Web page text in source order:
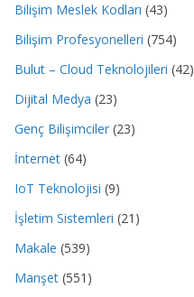
Bilişim Meslek Kodları (43)
Bilişim Profesyonelleri (754)
Bulut – Cloud Teknolojileri (42)
Dijital Medya (23)
Genç Bilişimciler (23)
İnternet (64)
IoT Teknolojisi (9)
İşletim Sistemleri (21)
Makale (539)
Manşet (551)